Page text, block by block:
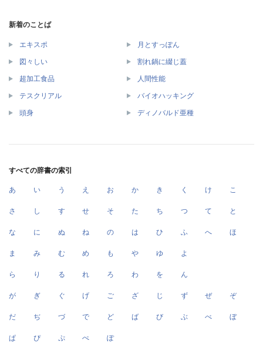
新着のことば
エキスポ 月とすっぽん
図々しい 割れ鍋に綴じ蓋
超加工食品 人間性能
テスクリアル バイオハッキング
頭身 ディノバルド亜種
すべての辞書の索引
あ い う え お か き く け こ
さ し す せ そ た ち つ て と
な に ぬ ね の は ひ ふ へ ほ
ま み む め も や ゆ よ
ら り る れ ろ わ を ん
が ぎ ぐ げ ご ざ じ ず ぜ ぞ
だ ぢ づ で ど ば び ぶ べ ぼ
ぱ ぴ ぷ ぺ ぽ